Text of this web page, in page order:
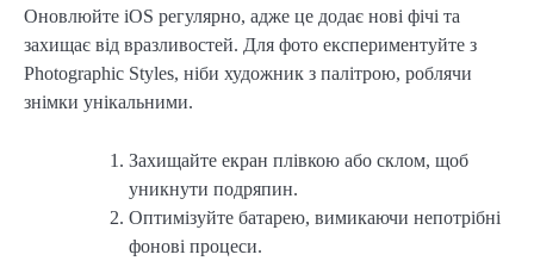
Оновлюйте iOS регулярно, адже це додає нові фічі та
захищає від вразливостей. Для фото експериментуйте з
Photographic Styles, ніби художник з палітрою, роблячи
знімки унікальними.
Захищайте екран плівкою або склом, щоб
уникнути подряпин.
Оптимізуйте батарею, вимикаючи непотрібні
фонові процеси.